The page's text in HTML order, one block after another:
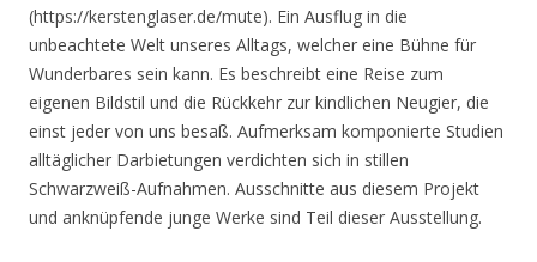
(https://kerstenglaser.de/mute). Ein Ausflug in die
unbeachtete Welt unseres Alltags, welcher eine Bühne für
Wunderbares sein kann. Es beschreibt eine Reise zum
eigenen Bildstil und die Rückkehr zur kindlichen Neugier, die
einst jeder von uns besaß. Aufmerksam komponierte Studien
alltäglicher Darbietungen verdichten sich in stillen
Schwarzweiß-Aufnahmen. Ausschnitte aus diesem Projekt
und anknüpfende junge Werke sind Teil dieser Ausstellung.